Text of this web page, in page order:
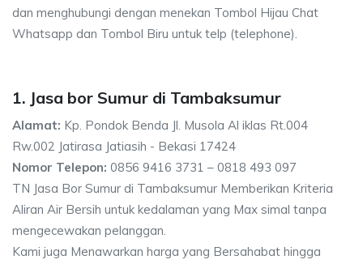
dan menghubungi dengan menekan Tombol Hijau Chat
Whatsapp dan Tombol Biru untuk telp (telephone).
1. Jasa bor Sumur di Tambaksumur
Alamat: Kp. Pondok Benda Jl. Musola Al iklas Rt.004
Rw.002 Jatirasa Jatiasih - Bekasi 17424
Nomor Telepon: 0856 9416 3731 – 0818 493 097
TN Jasa Bor Sumur di Tambaksumur Memberikan Kriteria
Aliran Air Bersih untuk kedalaman yang Max simal tanpa
mengecewakan pelanggan.
Kami juga Menawarkan harga yang Bersahabat hingga